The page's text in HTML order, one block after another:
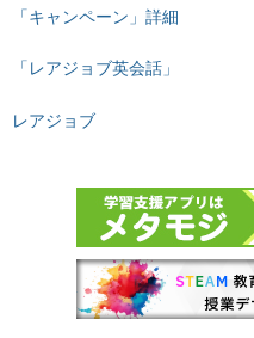
「キャンペーン」詳細
「レアジョブ英会話」
レアジョブ